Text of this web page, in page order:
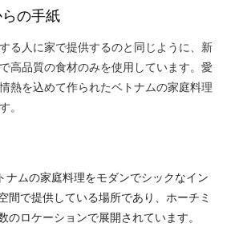
の手紙
る人に家で提供するのと同じように、新
高品質の食材のみを使用しています。愛
熱を込めて作られたベトナムの家庭料理
。
ムの家庭料理をモダンでシックなイン
間で提供している場所であり、ホーチミ
のロケーションで展開されています。